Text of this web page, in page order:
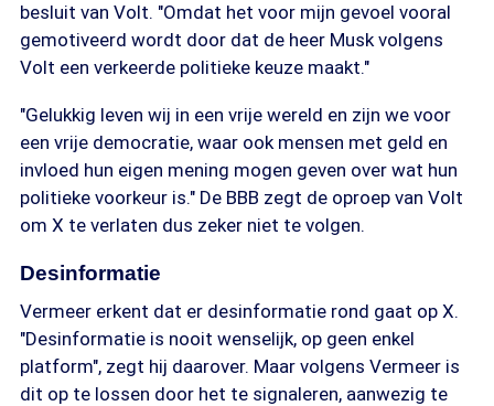
besluit van Volt. "Omdat het voor mijn gevoel vooral
gemotiveerd wordt door dat de heer Musk volgens
Volt een verkeerde politieke keuze maakt."
"Gelukkig leven wij in een vrije wereld en zijn we voor
een vrije democratie, waar ook mensen met geld en
invloed hun eigen mening mogen geven over wat hun
politieke voorkeur is." De BBB zegt de oproep van Volt
om X te verlaten dus zeker niet te volgen.
Desinformatie
Vermeer erkent dat er desinformatie rond gaat op X.
"Desinformatie is nooit wenselijk, op geen enkel
platform", zegt hij daarover. Maar volgens Vermeer is
dit op te lossen door het te signaleren, aanwezig te